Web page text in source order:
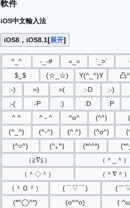
軟件
iOS中文輸入法
展开
iOS8，iOS8.1
^_^ -_-# =_= ˊ_>ˋ
$_$
(☆_☆) Y(^_^)Y
凸
:-)
=) =( :-D ;-)
:-(
:-P :) :D :P
^ ^
^ - ^ ^o^ (^^)
(^_^)
(^-^) (^.^) (^o^)
(^○^)
(^｡^) (*^^*)
（≧∇≦）
（＾_＾）
（＾◇＾）
（＾∇＾）
（＾Ｏ＾）
(⌒▽⌒)
(￣
(*^◯^*)
(o^^o)
(